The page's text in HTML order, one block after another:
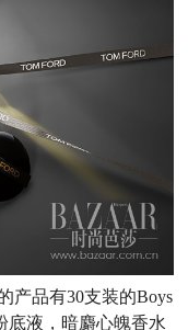
产品有30支装的Boys
底液，暗麝心魄香水